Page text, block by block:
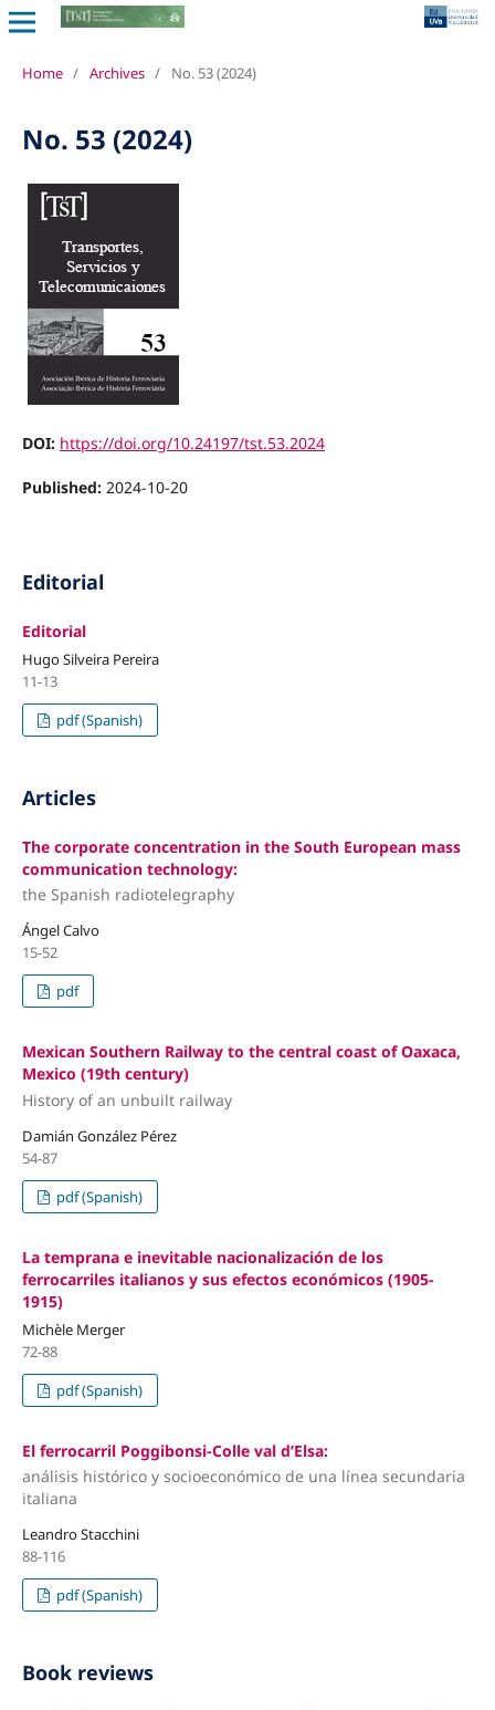
Home / Archives / No. 53 (2024)
No. 53 (2024)
DOI: https://doi.org/10.24197/tst.53.2024
Published: 2024-10-20
Editorial
Editorial
Hugo Silveira Pereira
11-13
pdf (Spanish)
Articles
The corporate concentration in the South European mass
communication technology:
the Spanish radiotelegraphy
Ángel Calvo
15-52
pdf
Mexican Southern Railway to the central coast of Oaxaca,
Mexico (19th century)
History of an unbuilt railway
Damián González Pérez
54-87
pdf (Spanish)
La temprana e inevitable nacionalización de los
ferrocarriles italianos y sus efectos económicos (1905-
1915)
Michèle Merger
72-88
pdf (Spanish)
El ferrocarril Poggibonsi-Colle val d’Elsa:
análisis histórico y socioeconómico de una línea secundaria
italiana
Leandro Stacchini
88-116
pdf (Spanish)
Book reviews